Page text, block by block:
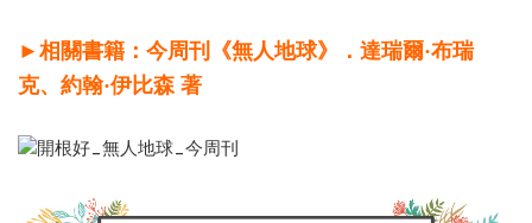
►相關書籍：今周刊《無人地球》．達瑞爾·布瑞
克、約翰·伊比森 著